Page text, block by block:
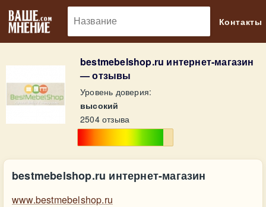
Контакты
bestmebelshop.ru интернет-магазин
— отзывы
Уровень доверия:
высокий
2504 отзыва
bestmebelshop.ru интернет-магазин
www.bestmebelshop.ru